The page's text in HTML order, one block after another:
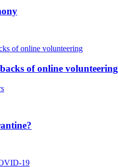
of online volunteering